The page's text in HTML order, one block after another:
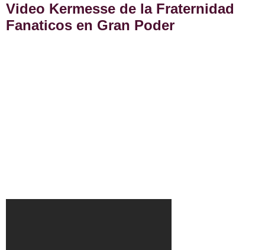
Video Kermesse de la Fraternidad
Fanaticos en Gran Poder